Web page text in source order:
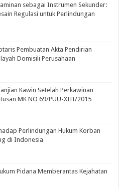
sebagai Instrumen Sekunder:
Regulasi untuk Perlindungan
Pembuatan Akta Pendirian
Domisili Perusahaan
Kawin Setelah Perkawinan
MK NO 69/PUU-XIII/2015
Perlindungan Hukum Korban
di Indonesia
Pidana Memberantas Kejahatan